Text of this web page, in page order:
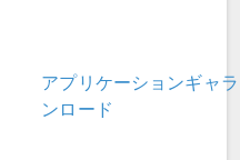
アプリケーションギャ
ンロード